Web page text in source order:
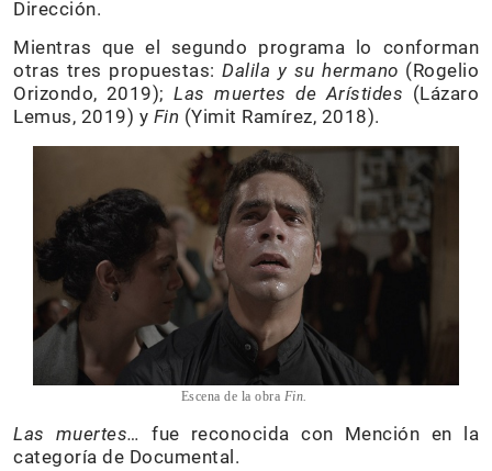
Dirección.
Mientras que el segundo programa lo conforman
otras tres propuestas:Dalila y su hermano (Rogelio
Orizondo, 2019);Las muertes de Arístides (Lázaro
Lemus, 2019) y Fin (Yimit Ramírez, 2018).
Escena de la obra Fin.
Las muertes…
fue reconocida con Mención en la
categoría de Documental.